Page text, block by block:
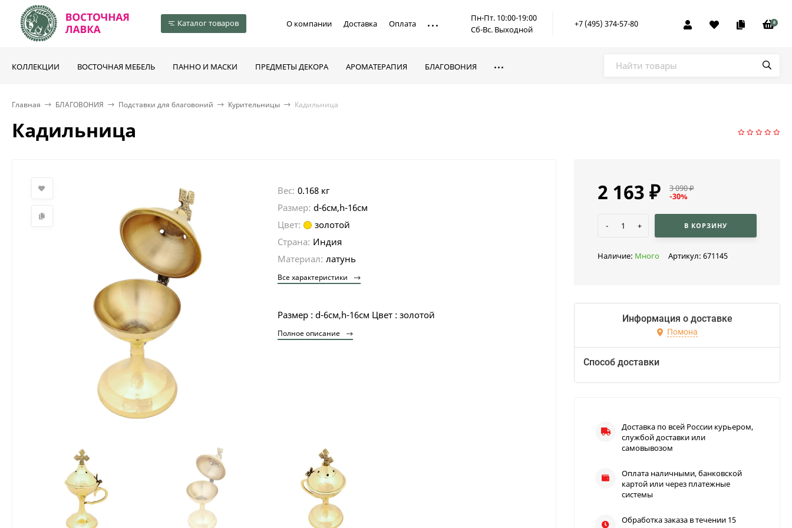
Каталог товаров О компании Доставка Оплата
Пн-Пт. 10:00-19:00
Сб-Вс. Выходной
+7 (495) 374-57-80 0
КОЛЛЕКЦИИ ВОСТОЧНАЯ МЕБЕЛЬ ПАННО И МАСКИ ПРЕДМЕТЫ ДЕКОРА АРОМАТЕРАПИЯ БЛАГОВОНИЯ
Главная БЛАГОВОНИЯ Подставки для благовоний Курительницы Кадильница
Кадильница
Вес: 0.168 кг
Размер: d-6см,h-16cм
Цвет:
золотой
Страна: Индия
Материал: латунь
Все характеристики
Размер : d-6см,h-16cм Цвет : золотой
Полное описание
2 163 ₽ 3 090₽
-30%
- + В КОРЗИНУ
Наличие: Много Артикул: 671145
Информация о доставке
Помона
Способ доставки
Доставка по всей России курьером,
службой доставки или
самовывозом
Оплата наличными, банковской
картой или через платежные
системы
Обработка заказа в течении 15